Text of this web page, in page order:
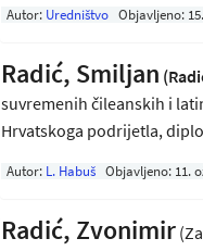
Autor: Uredništvo Objavljeno:
Radić, Smiljan
suvremenih čileanskih i
Hrvatskoga podrijetla,
Autor: L. Habuš Objavljeno: 11.
Radić, Zvonimir